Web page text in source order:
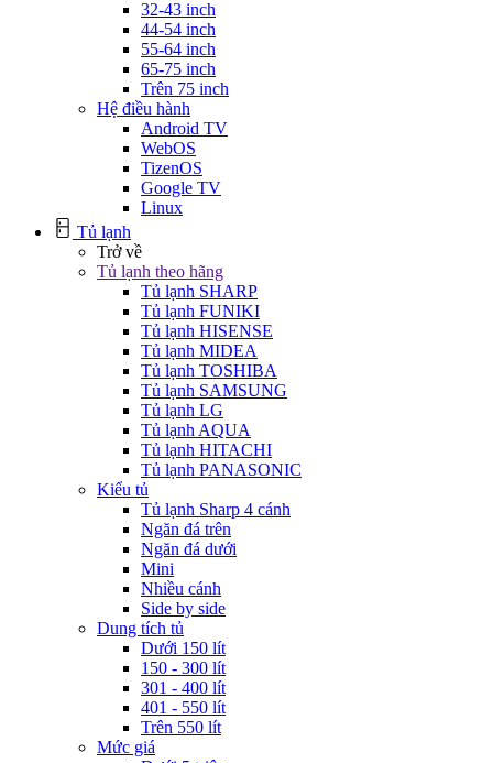
32-43 inch
44-54 inch
55-64 inch
65-75 inch
Trên 75 inch
Hệ điều hành
Android TV
WebOS
TizenOS
Google TV
Linux
Tủ lạnh
Trở về
Tủ lạnh theo hãng
Tủ lạnh SHARP
Tủ lạnh FUNIKI
Tủ lạnh HISENSE
Tủ lạnh MIDEA
Tủ lạnh TOSHIBA
Tủ lạnh SAMSUNG
Tủ lạnh LG
Tủ lạnh AQUA
Tủ lạnh HITACHI
Tủ lạnh PANASONIC
Kiểu tủ
Tủ lạnh Sharp 4 cánh
Ngăn đá trên
Ngăn đá dưới
Mini
Nhiều cánh
Side by side
Dung tích tủ
Dưới 150 lít
150 - 300 lít
301 - 400 lít
401 - 550 lít
Trên 550 lít
Mức giá